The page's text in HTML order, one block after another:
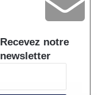
Recevez notre
newsletter